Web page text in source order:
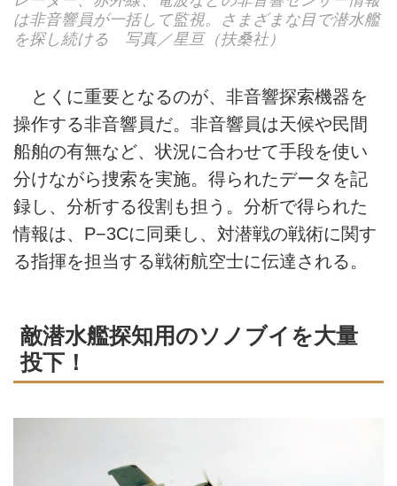
は非音響員が一括して監視。さまざまな目で潜水艦
を探し続ける 写真／星亘（扶桑社）
とくに重要となるのが、非音響探索機器を
操作する非音響員だ。非音響員は天候や民間
船舶の有無など、状況に合わせて手段を使い
分けながら捜索を実施。得られたデータを記
録し、分析する役割も担う。分析で得られた
情報は、P−3Cに同乗し、対潜戦の戦術に関す
る指揮を担当する戦術航空士に伝達される。
敵潜水艦探知用のソノブイを大量
投下！